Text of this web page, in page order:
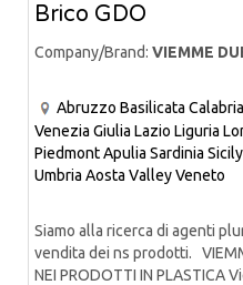
Brico GDO
Company/Brand: VIEMME
Abruzzo Basilicata Calabria
Venezia Giulia Lazio Liguria
PiedmontApulia Sardinia Sicily
Umbria Aosta ValleyVeneto
Siamo alla ricerca di agenti
vendita dei ns prodotti.
NEI PRODOTTI IN PLASTICA